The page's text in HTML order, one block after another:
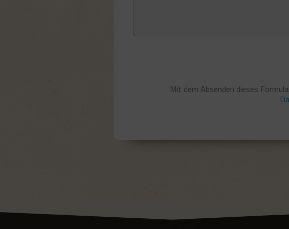
Mit dem Absenden dieses